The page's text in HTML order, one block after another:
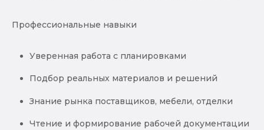
Профессиональные навыки
Уверенная работа с планировками
Подбор реальных материалов и решений
Знание рынка поставщиков, мебели, отделки
Чтение и формирование рабочей документации